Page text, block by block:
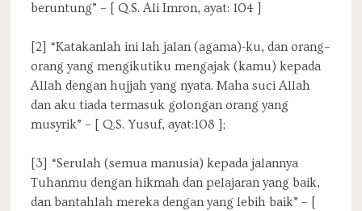
beruntung” – [ Q.S. Ali Imron, ayat: 104 ]
[2] “Katakanlah ini lah jalan (agama)-ku, dan orang–
orang yang mengikutiku mengajak (kamu) kepada
Allah dengan hujjah yang nyata. Maha suci Allah
dan aku tiada termasuk golongan orang yang
musyrik” – [ Q.S. Yusuf, ayat:108 ];
[3] “Serulah (semua manusia) kepada jalannya
Tuhanmu dengan hikmah dan pelajaran yang baik,
dan bantahlah mereka dengan yang lebih baik” – [